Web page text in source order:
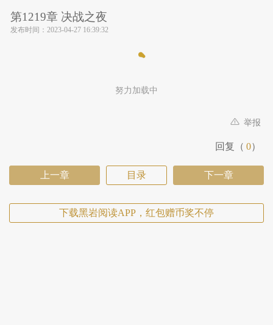
第1219章 决战之夜
发布时间： 2023-04-27 16:39:32
努力加载中
举报
回复（ 0）
上一章 目录 下一章
下载黑岩阅读APP，红包赠币奖不停